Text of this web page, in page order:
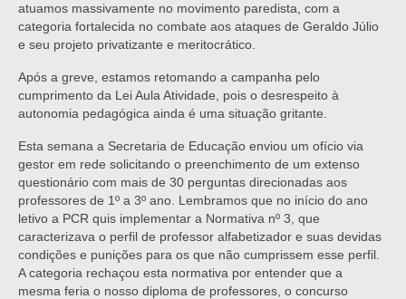
atuamos massivamente no movimento paredista, com a
categoria fortalecida no combate aos ataques de Geraldo Júlio
e seu projeto privatizante e meritocrático.
Após a greve, estamos retomando a campanha pelo
cumprimento da Lei Aula Atividade, pois o desrespeito à
autonomia pedagógica ainda é uma situação gritante.
Esta semana a Secretaria de Educação enviou um ofício via
gestor em rede solicitando o preenchimento de um extenso
questionário com mais de 30 perguntas direcionadas aos
professores de 1º a 3º ano. Lembramos que no início do ano
letivo a PCR quis implementar a Normativa nº 3, que
caracterizava o perfil de professor alfabetizador e suas devidas
condições e punições para os que não cumprissem esse perfil.
A categoria rechaçou esta normativa por entender que a
mesma feria o nosso diploma de professores, o concurso